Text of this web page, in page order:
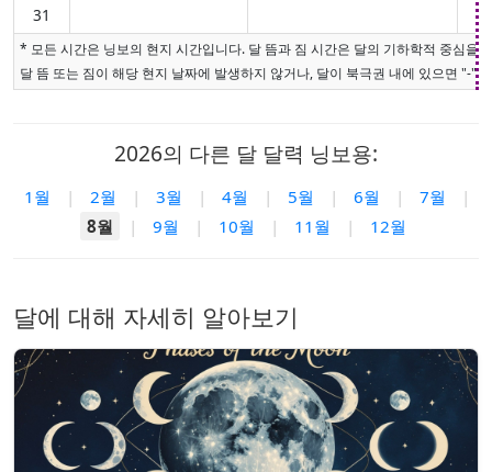
31
* 모든 시간은 닝보의 현지 시간입니다. 달 뜸과 짐 시간은 달의 기하학적 중심을
달 뜸 또는 짐이 해당 현지 날짜에 발생하지 않거나, 달이 북극권 내에 있으면 "-"
2026의 다른 달 달력 닝보용:
1월 | 2월 | 3월 | 4월 | 5월 | 6월 | 7월
|
8월
| 9월 | 10월 | 11월 | 12월
달에 대해 자세히 알아보기